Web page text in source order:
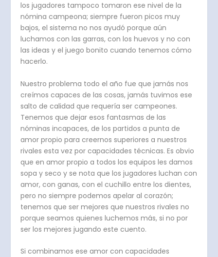
los jugadores tampoco tomaron ese nivel de la
nómina campeona; siempre fueron picos muy
bajos, el sistema no nos ayudó porque aún
luchamos con las garras, con los huevos y no con
las ideas y el juego bonito cuando tenemos cómo
hacerlo.
Nuestro problema todo el año fue que jamás nos
creímos capaces de las cosas, jamás tuvimos ese
salto de calidad que requería ser campeones.
Tenemos que dejar esos fantasmas de las
nóminas incapaces, de los partidos a punta de
amor propio para creernos superiores a nuestros
rivales esta vez por capacidades técnicas. Es obvio
que en amor propio a todos los equipos les damos
sopa y seco y se nota que los jugadores luchan con
amor, con ganas, con el cuchillo entre los dientes,
pero no siempre podemos apelar al corazón;
tenemos que ser mejores que nuestros rivales no
porque seamos quienes luchemos más, si no por
ser los mejores jugando este cuento.
Si combinamos ese amor con capacidades